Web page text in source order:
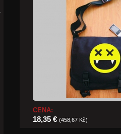
CENA:
18,35 € (458,67 Kč)